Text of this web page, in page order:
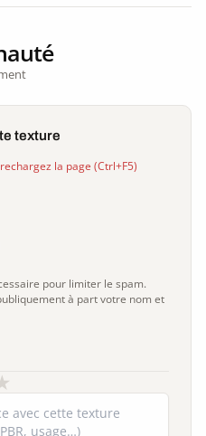
texture
la page (Ctrl+F5)
pour limiter le spam.
à part votre nom et